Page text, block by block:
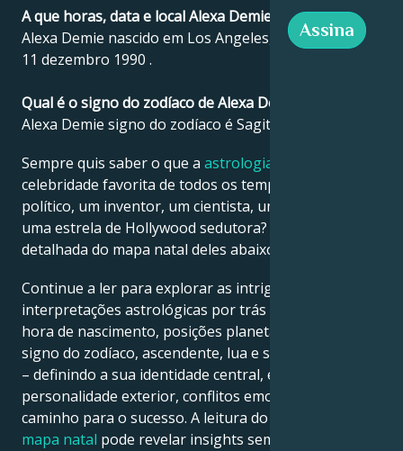
Sagitário
English
Assina
A que horas, data e local Alexa Demie nasceu?
Alexa Demie nascido em Los Angeles, United States
11 dezembro 1990 .
Qual é o signo do zodíaco de Alexa Demie?
Alexa Demie signo do zodíaco é Sagitário.
Sempre quis saber o que a astrologia
celebridade favorita de todos os tempos – um
político, um inventor, um cientista, um músico ou
uma estrela de Hollywood sedutora? Veja a análise
detalhada do mapa natal deles abaixo para descobrir!
Continue a ler para explorar as intrigantes
interpretações astrológicas por trás da data, local e
hora de nascimento, posições planetárias, casas,
signo do zodíaco, ascendente, lua e signo ascendente
– definindo a sua identidade central, ego,
personalidade exterior, conflitos emocionais e
caminho para o sucesso. A leitura do seu próprio
mapa natal pode revelar insights semelhantes!